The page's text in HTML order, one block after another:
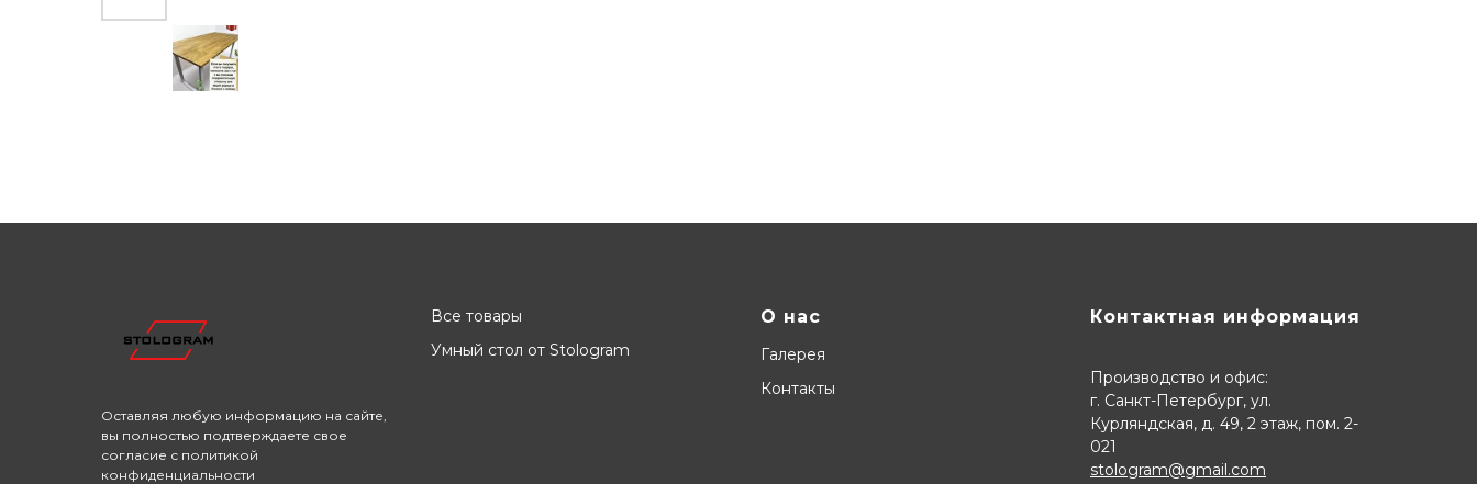
Оставляя любую информацию на сайте,
вы полностью подтверждаете свое
согласие с политикой
конфиденциальности
Все товары
Умный стол от Stologram
О нас
Галерея
Контакты
Контактная информация
Производство и офис:
г. Санкт-Петербург, ул.
Курляндская, д. 49, 2 этаж, пом. 2-
021
stologram@gmail.com